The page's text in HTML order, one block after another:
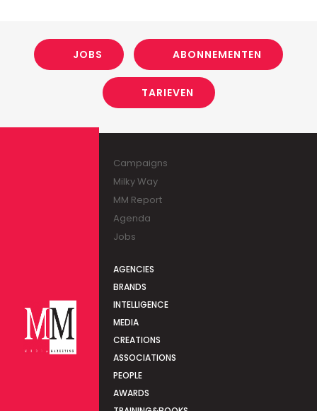
JOBS ABONNEMENTEN
TARIEVEN
Campaigns
Milky Way
MM Report
Agenda
Jobs
AGENCIES
BRANDS
INTELLIGENCE
MEDIA
CREATIONS
ASSOCIATIONS
PEOPLE
AWARDS